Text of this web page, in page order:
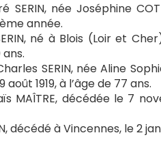
née Joséphine
année.
né à Blois (Loir et
SERIN, née Aline
1919, à l’âge de 77 ans.
MAÎTRE, décédée le 7
décédé à Vincennes, le 2